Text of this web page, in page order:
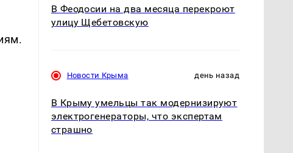
В Феодосии на два месяца перекроют
улицу Щебетовскую
Новости Крыма день назад
В Крыму умельцы так модернизируют
электрогенераторы, что экспертам
страшно